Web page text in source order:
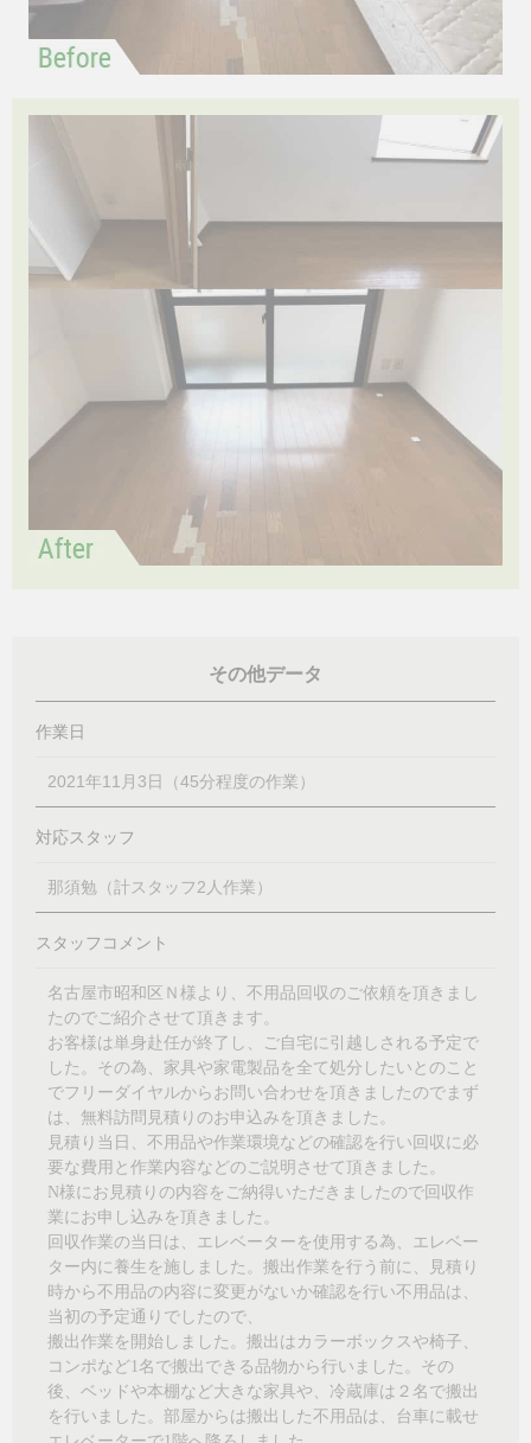
その他データ
作業日
2021年11月3日（45分程度の作業）
対応スタッフ
那須勉（計スタッフ2人作業）
スタッフコメント
名古屋市昭和区Ｎ様より、不用品回収のご依頼を頂きまし
たのでご紹介させて頂きます。
お客様は単身赴任が終了し、ご自宅に引越しされる予定で
した。その為、家具や家電製品を全て処分したいとのこと
でフリーダイヤルからお問い合わせを頂きましたのでまず
は、無料訪問見積りのお申込みを頂きました。
見積り当日、不用品や作業環境などの確認を行い回収に必
要な費用と作業内容などのご説明させて頂きました。
N様にお見積りの内容をご納得いただきましたので回収作
業にお申し込みを頂きました。
回収作業の当日は、エレベーターを使用する為、エレベー
ター内に養生を施しました。搬出作業を行う前に、見積り
時から不用品の内容に変更がないか確認を行い不用品は、
当初の予定通りでしたので、
搬出作業を開始しました。搬出はカラーボックスや椅子、
コンポなど1名で搬出できる品物から行いました。その
後、ベッドや本棚など大きな家具や、冷蔵庫は２名で搬出
を行いました。部屋からは搬出した不用品は、台車に載せ